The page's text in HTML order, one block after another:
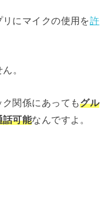
にマイクの使用を許
。
関係にあってもグル
話可能なんですよ。